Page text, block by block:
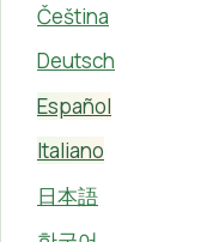
Čeština
Deutsch
Español
Italiano
日本語